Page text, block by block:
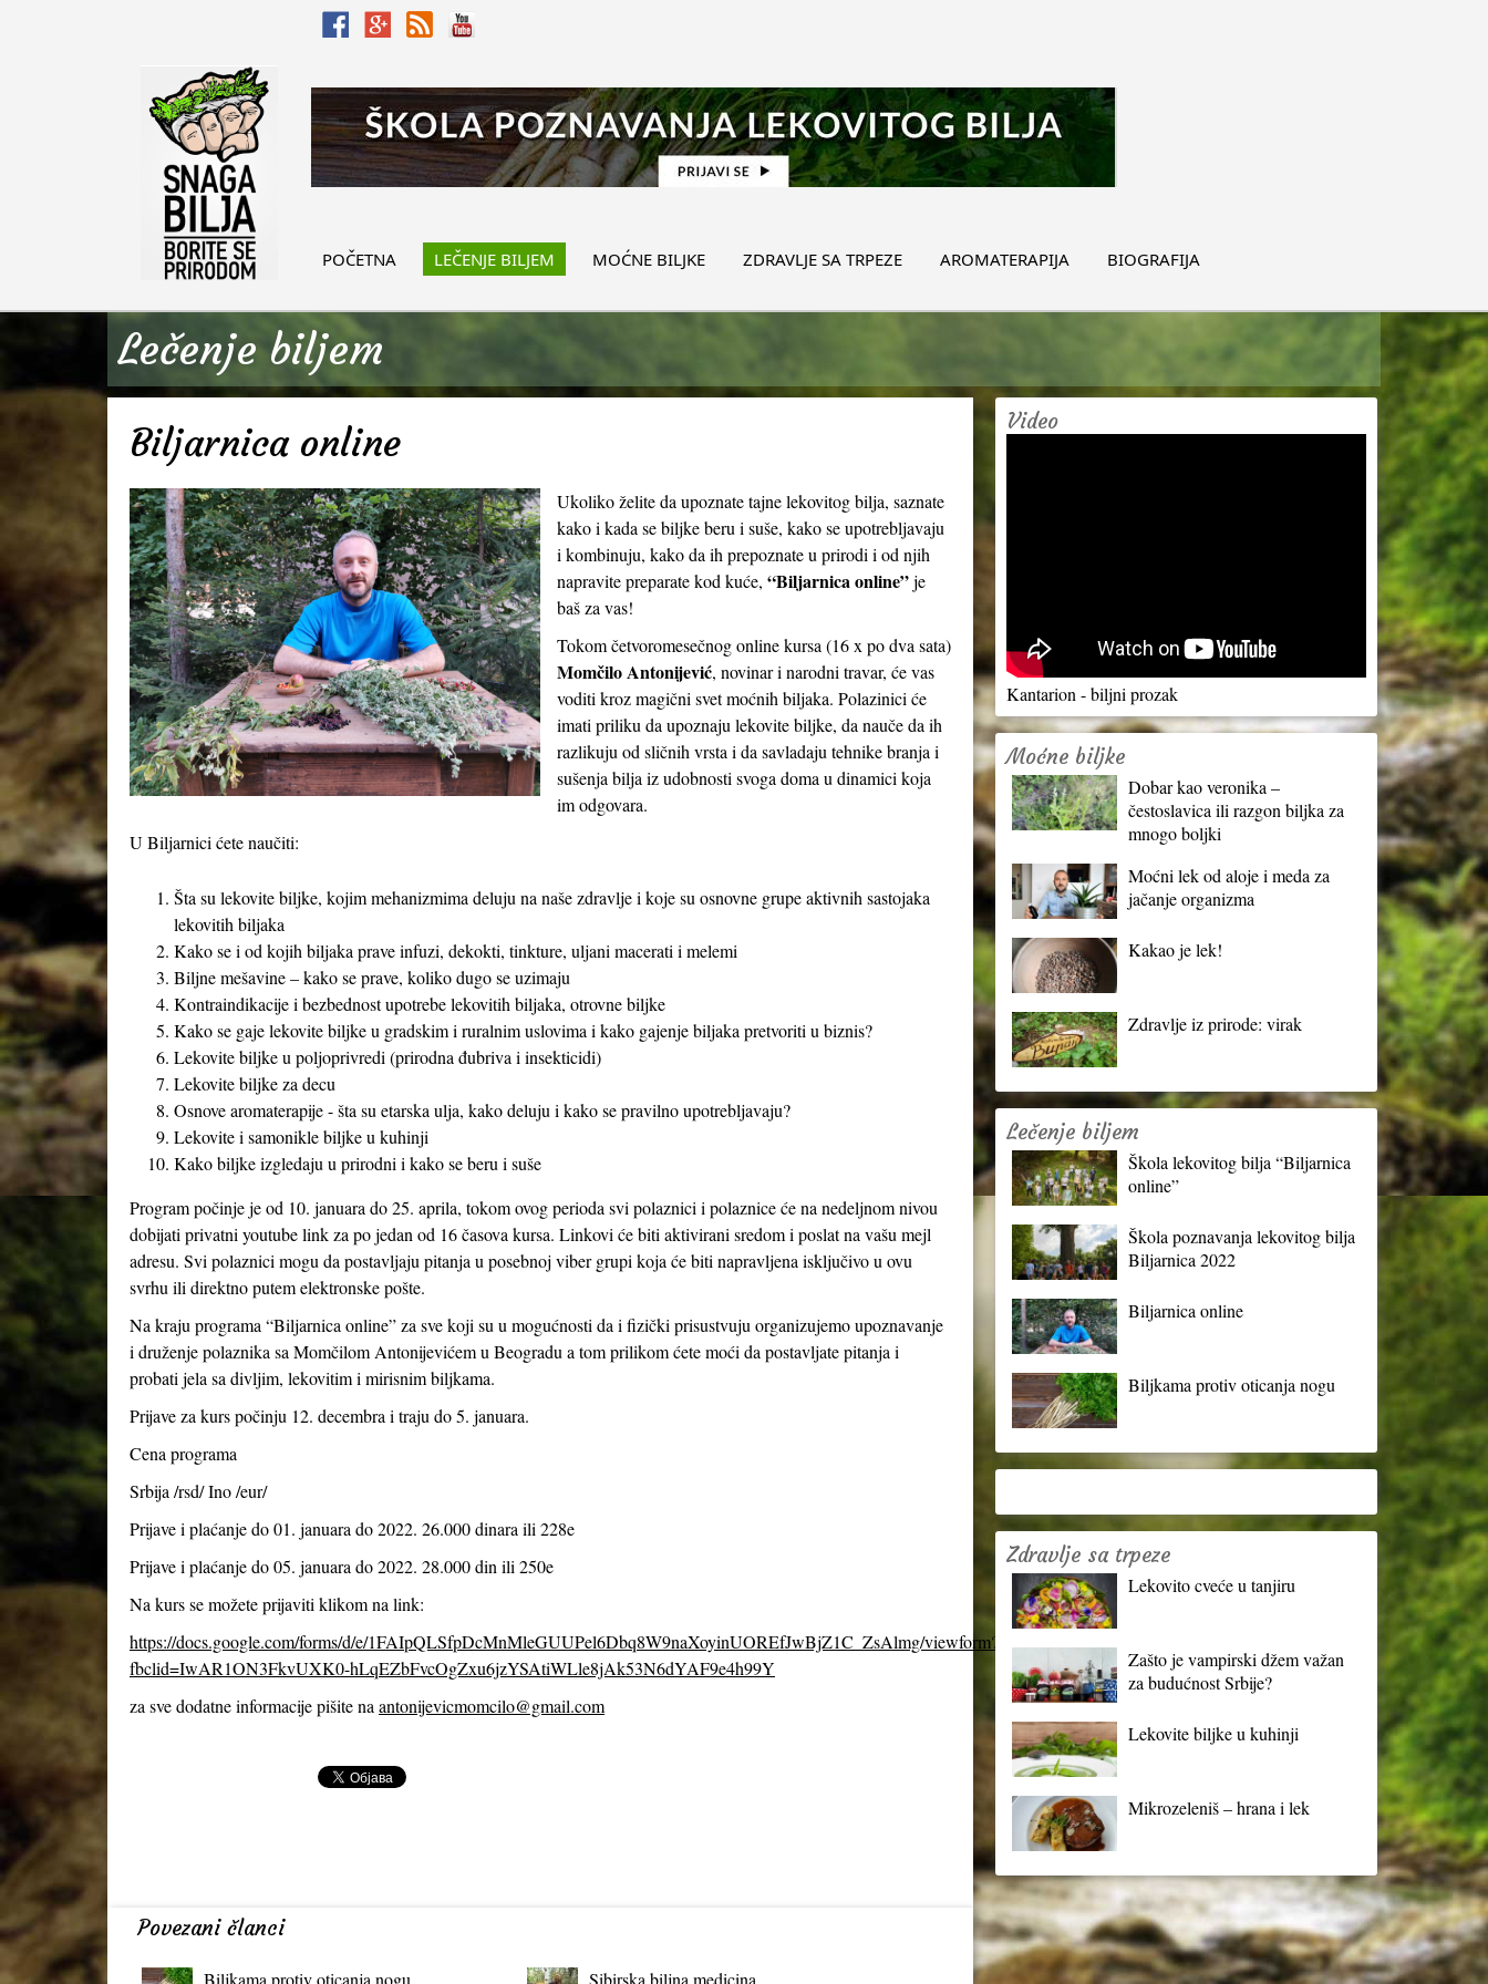
POČETNA LEČENJE BILJEM MOĆNE BILJKE ZDRAVLJE SA TRPEZE AROMATERAPIJA BIOGRAFIJA
Lečenje biljem
Biljarnica online
Ukoliko želite da upoznate tajne lekovitog bilja, saznate
kako i kada se biljke beru i suše, kako se upotrebljavaju
i kombinuju, kako da ih prepoznate u prirodi i od njih
napravite preparate kod kuće, “Biljarnica online”je
baš za vas!
Tokom četvoromesečnog online kursa (16 x po dva sata)
Momčilo Antonijević, novinar i narodni travar, će vas
voditi kroz magični svet moćnih biljaka. Polazinici će
imati priliku da upoznaju lekovite biljke, da nauče da ih
razlikuju od sličnih vrsta i da savladaju tehnike branja i
sušenja bilja iz udobnosti svoga doma u dinamici koja
im odgovara.
U Biljarnici ćete naučiti:
Šta su lekovite biljke, kojim mehanizmima deluju na naše zdravlje i koje su osnovne grupe aktivnih sastojaka
lekovitih biljaka
Kako se i od kojih biljaka prave infuzi, dekokti, tinkture, uljani macerati i melemi
Biljne mešavine – kako se prave, koliko dugo se uzimaju
Kontraindikacije i bezbednost upotrebe lekovitih biljaka, otrovne biljke
Kako se gaje lekovite biljke u gradskim i ruralnim uslovima i kako gajenje biljaka pretvoriti u biznis?
Lekovite biljke u poljoprivredi (prirodna đubriva i insekticidi)
Lekovite biljke za decu
Osnove aromaterapije - šta su etarska ulja, kako deluju i kako se pravilno upotrebljavaju?
Lekovite i samonikle biljke u kuhinji
Kako biljke izgledaju u prirodni i kako se beru i suše
Program počinje je od 10. januara do 25. aprila, tokom ovog perioda svi polaznici i polaznice će na nedeljnom nivou
dobijati privatni youtube link za po jedan od 16 časova kursa. Linkovi će biti aktivirani sredom i poslat na vašu mejl
adresu. Svi polaznici mogu da postavljaju pitanja u posebnoj viber grupi koja će biti napravljena isključivo u ovu
svrhu ili direktno putem elektronske pošte.
Na kraju programa “Biljarnica online” za sve koji su u mogućnosti da i fizički prisustvuju organizujemo upoznavanje
i druženje polaznika sa Momčilom Antonijevićem u Beogradu a tom prilikom ćete moći da postavljate pitanja i
probati jela sa divljim, lekovitim i mirisnim biljkama.
Prijave za kurs počinju 12. decembra i traju do 5. januara.
Cena programa
Srbija /rsd/ Ino /eur/
Prijave i plaćanje do 01. januara do 2022. 26.000 dinara ili 228e
Prijave i plaćanje do 05. januara do 2022. 28.000 din ili 250e
Na kurs se možete prijaviti klikom na link:
https://docs.google.com/forms/d/e/1FAIpQLSfpDcMnMleGUUPel6Dbq8W9naXoyinUOREfJwBjZ1C_ZsAlmg/viewform?
fbclid=IwAR1ON3FkvUXK0-hLqEZbFvcOgZxu6jzYSAtiWLle8jAk53N6dYAF9e4h99Y
za sve dodatne informacije pišite na antonijevicmomcilo@gmail.com
Povezani članci
Biljkama protiv oticanja nogu Sibirska biljna medicina
Video
Kantarion - biljni prozak
Moćne biljke
Dobar kao veronika –
čestoslavica ili razgon biljka za
mnogo boljki
Moćni lek od aloje i meda za
jačanje organizma
Kakao je lek!
Zdravlje iz prirode: virak
Lečenje biljem
Škola lekovitog bilja “Biljarnica
online”
Škola poznavanja lekovitog bilja
Biljarnica 2022
Biljarnica online
Biljkama protiv oticanja nogu
Zdravlje sa trpeze
Lekovito cveće u tanjiru
Zašto je vampirski džem važan
za budućnost Srbije?
Lekovite biljke u kuhinji
Mikrozeleniš – hrana i lek